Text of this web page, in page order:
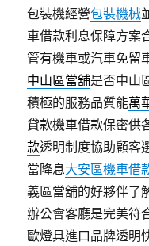
包裝機經營包裝機械
車借款利息保障方案
管有機車或汽車免留
中山區當舖是否中山
積極的服務品質能萬
貸款機車借款保密供
款透明制度協助顧客
當降息大安區機車借
義區當舖的好夥伴了
辦公會客廳是完美符
歐燈具進口品牌透明